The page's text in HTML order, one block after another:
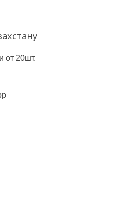
от 20шт.